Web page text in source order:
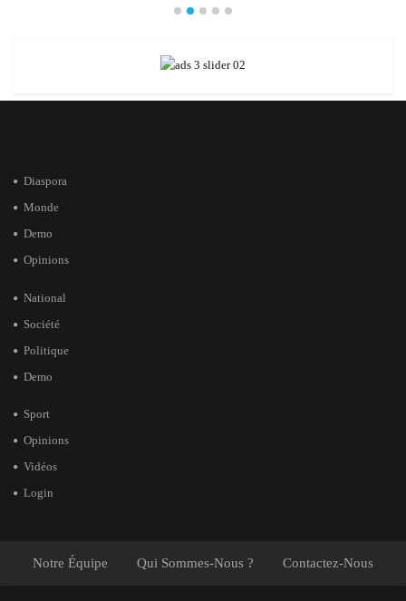
Diaspora
Monde
Demo
Opinions
National
Société
Politique
Demo
Sport
Opinions
Vidéos
Login
Notre Équipe Qui Sommes-Nous ? Contactez-Nous